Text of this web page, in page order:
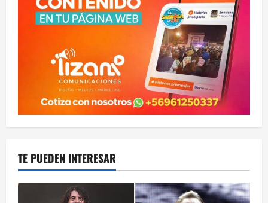
TE PUEDEN INTERESAR